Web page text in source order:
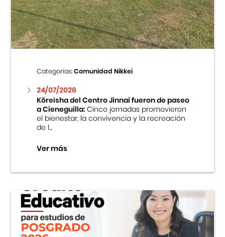
Centro Cultural Peruano Japonés
Cursos
Museo de la Inmigración Japonesa
Fondo Editorial
Teatro Peruano Japonés
Categorías:Comunidad Nikkei
24/07/2026
Kōreisha del Centro Jinnai fueron de paseo
a Cieneguilla:Cinco jornadas promovieron
el bienestar, la convivencia y la recreación
de l...
Ver más